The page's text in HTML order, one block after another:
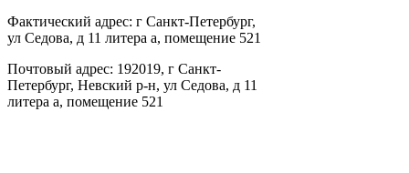
Фактический адрес: г Санкт-Петербург,
ул Седова, д 11 литера а, помещение 521
Почтовый адрес: 192019, г Санкт-
Петербург, Невский р-н, ул Седова, д 11
литера а, помещение 521